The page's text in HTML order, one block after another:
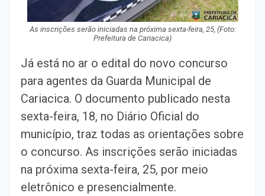
As inscrições serão iniciadas na próxima sexta-feira, 25, (Foto:
Prefeitura de Cariacica)
Já está no ar o edital do novo concurso
para agentes da Guarda Municipal de
Cariacica. O documento publicado nesta
sexta-feira, 18, no Diário Oficial do
município, traz todas as orientações sobre
o concurso. As inscrições serão iniciadas
na próxima sexta-feira, 25, por meio
eletrônico e presencialmente.